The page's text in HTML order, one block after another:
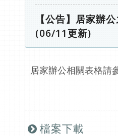
【公告】居家辦
(06/11更新)
居家辦公相關表格請
檔案下載